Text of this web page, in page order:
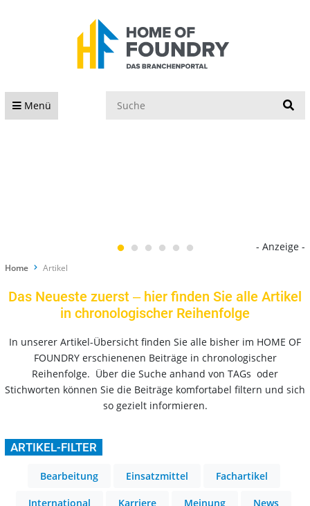
Menü
- Anzeige -
Home Artikel
Das Neueste zuerst ‒ hier finden Sie alle Artikel
in chronologischer Reihenfolge
In unserer Artikel-Übersicht finden Sie alle bisher im HOME OF
FOUNDRY erschienenen Beiträge in chronologischer
Reihenfolge. Über die Suche anhand von TAGs oder
Stichworten können Sie die Beiträge komfortabel filtern und sich
so gezielt informieren.
ARTIKEL-FILTER
Bearbeitung Einsatzmittel Fachartikel
International Karriere Meinung News